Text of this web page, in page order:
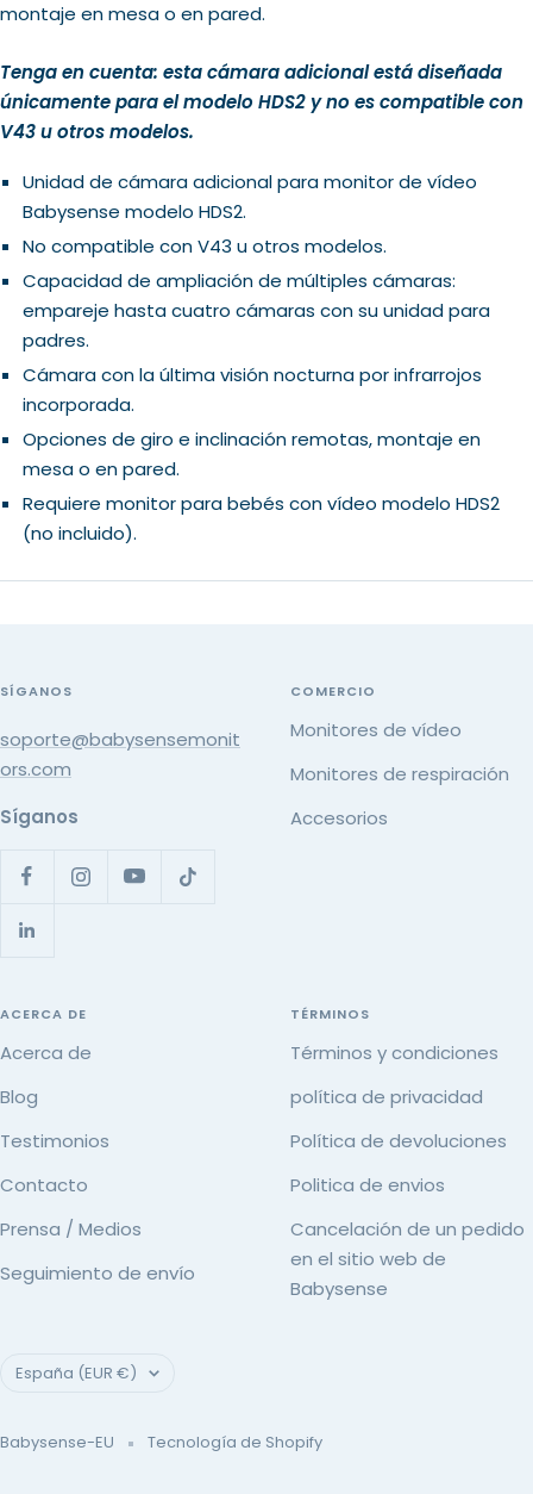
montaje en mesa o en pared.
Tenga en cuenta: esta cámara adicional está diseñada
únicamente para el modelo HDS2 y no es compatible con
V43 u otros modelos.
Unidad de cámara adicional para monitor de vídeo
Babysense modelo HDS2.
No compatible con V43 u otros modelos.
Capacidad de ampliación de múltiples cámaras:
empareje hasta cuatro cámaras con su unidad para
padres.
Cámara con la última visión nocturna por infrarrojos
incorporada.
Opciones de giro e inclinación remotas, montaje en
mesa o en pared.
Requiere monitor para bebés con vídeo modelo HDS2
(no incluido).
SÍGANOS
soporte@babysensemonit
ors.com
Síganos
COMERCIO
Monitores de vídeo
Monitores de respiración
Accesorios
ACERCA DE
Acerca de
Blog
Testimonios
Contacto
Prensa / Medios
Seguimiento de envío
TÉRMINOS
Términos y condiciones
política de privacidad
Política de devoluciones
Politica de envios
Cancelación de un pedido
en el sitio web de
Babysense
País/región
España (EUR €)
Babysense-EU Tecnología de Shopify